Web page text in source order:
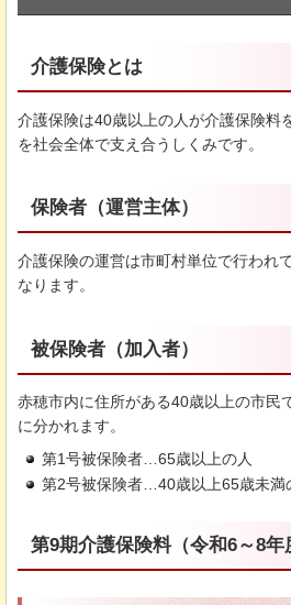
介護保険とは
介護保険は40歳以上の人が介護保険料
を社会全体で支え合うしくみです。
保険者（運営主体）
介護保険の運営は市町村単位で行われ
なります。
被保険者（加入者）
赤穂市内に住所がある40歳以上の市民
に分かれます。
第1号被保険者…65歳以上の人
第2号被保険者…40歳以上65歳未満
第9期介護保険料（令和6～8年